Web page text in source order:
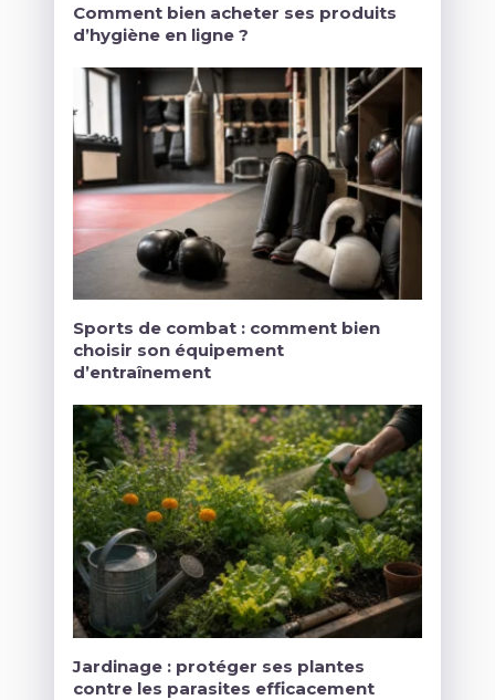
Comment bien acheter ses produits
d’hygiène en ligne ?
Sports de combat : comment bien
choisir son équipement
d’entraînement
Jardinage : protéger ses plantes
contre les parasites efficacement